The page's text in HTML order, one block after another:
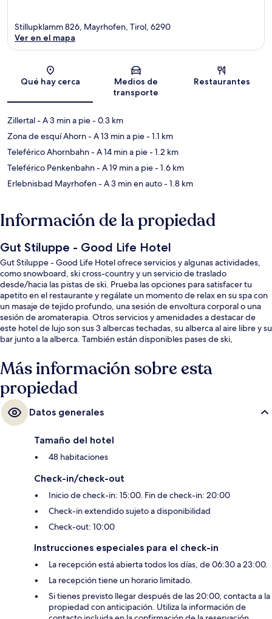
Sección del mapa
Stillupklamm 826, Mayrhofen, Tirol, 6290
Ver en el mapa
Qué hay cerca
Medios de
transporte
Restaurantes
Zillertal- A 3 min a pie- 0.3 km
Zona de esquí Ahorn- A 13 min a pie- 1.1 km
Teleférico Ahornbahn- A 14 min a pie- 1.2 km
Teleférico Penkenbahn- A 19 min a pie- 1.6 km
Erlebnisbad Mayrhofen- A 3 min en auto- 1.8 km
Información de la propiedad
Gut Stiluppe - Good Life Hotel
Gut Stiluppe - Good Life Hotel ofrece servicios y algunas actividades,
como snowboard, ski cross-country y un servicio de traslado
desde/hacia las pistas de ski. Prueba las opciones para satisfacer tu
apetito en el restaurante y regálate un momento de relax en su spa con
un masaje de tejido profundo, una sesión de envoltura corporal o una
sesión de aromaterapia. Otros servicios y amenidades a destacar de
este hotel de lujo son sus 3 albercas techadas, su alberca al aire libre y su
bar junto a la alberca. También están disponibles pases de ski,
Más información sobre esta
propiedad
Datos generales
Tamaño del hotel
48 habitaciones
Check-in/check-out
Inicio de check-in: 15:00. Fin de check-in: 20:00
Check-in extendido sujeto a disponibilidad
Check-out: 10:00
Instrucciones especiales para el check-in
La recepción está abierta todos los días, de 06:30 a 23:00.
La recepción tiene un horario limitado.
Si tienes previsto llegar después de las 20:00, contacta a la
propiedad con anticipación. Utiliza la información de